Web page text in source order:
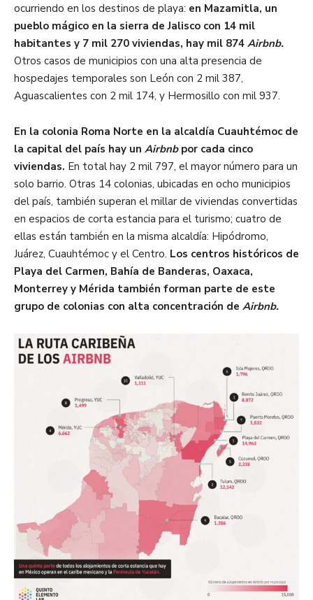
ocurriendo en los destinos de playa: en Mazamitla, un
pueblo mágico en la sierra de Jalisco con 14 mil
habitantes y 7 mil 270 viviendas, hay mil 874 Airbnb.
Otros casos de municipios con una alta presencia de
hospedajes temporales son León con 2 mil 387,
Aguascalientes con 2 mil 174, y Hermosillo con mil 937.
En la colonia Roma Norte en la alcaldía Cuauhtémoc de
la capital del país hay un Airbnbpor cada cinco
viviendas. En total hay 2 mil 797, el mayor número para un
solo barrio. Otras 14 colonias, ubicadas en ocho municipios
del país, también superan el millar de viviendas convertidas
en espacios de corta estancia para el turismo; cuatro de
ellas están también en la misma alcaldía: Hipódromo,
Juárez, Cuauhtémoc y el Centro. Los centros históricos de
Playa del Carmen, Bahía de Banderas, Oaxaca,
Monterrey y Mérida también forman parte de este
grupo de colonias con alta concentración de Airbnb.